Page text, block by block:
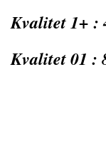
Kvalitet 1+ :
Kvalitet 01 :